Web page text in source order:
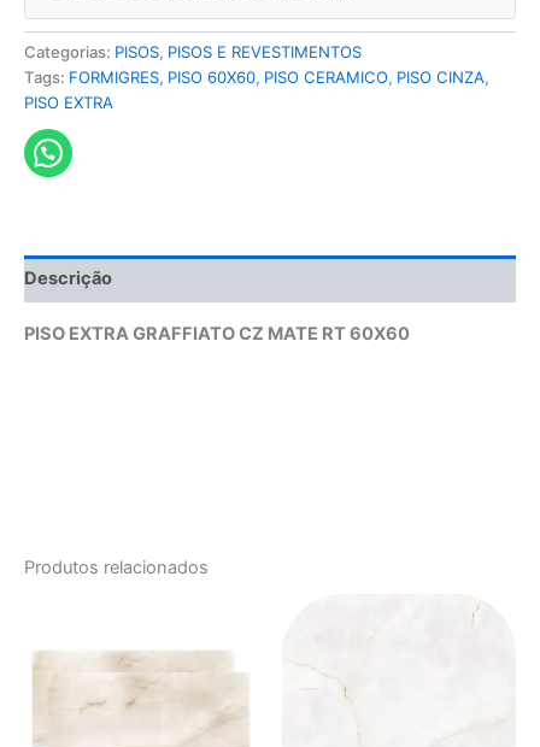
Categorias: PISOS, PISOS E REVESTIMENTOS
Tags: FORMIGRES, PISO 60X60, PISO CERAMICO, PISO CINZA,
PISO EXTRA
Descrição
PISO EXTRA GRAFFIATO CZ MATE RT 60X60
Produtos relacionados